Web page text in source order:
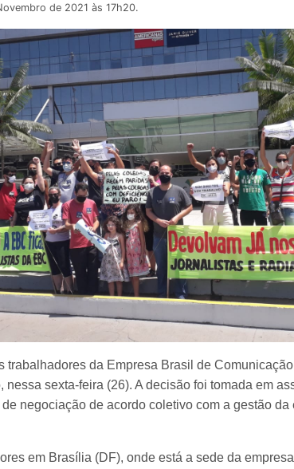
de 2021 às 17h20.
trabalhadores da Empresa Brasil de
nessa sexta-feira (26). A decisão foi tomada em
negociação de acordo coletivo com a gestão da
em Brasília (DF), onde está a sede da